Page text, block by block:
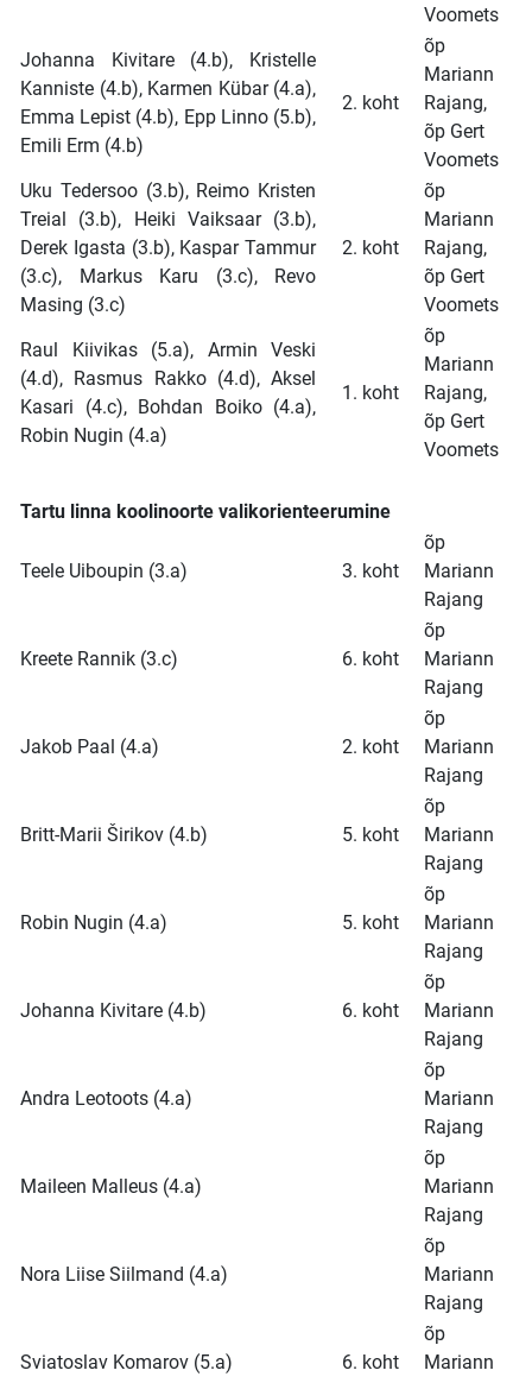
Voomets
Johanna Kivitare (4.b), Kristelle
Kanniste (4.b), Karmen Kübar (4.a),
Emma Lepist (4.b), Epp Linno (5.b),
Emili Erm (4.b)
2. koht
õp
Mariann
Rajang,
õp Gert
Voomets
Uku Tedersoo (3.b), Reimo Kristen
Treial (3.b), Heiki Vaiksaar (3.b),
Derek Igasta (3.b), Kaspar Tammur
(3.c), Markus Karu (3.c), Revo
Masing (3.c)
2. koht
õp
Mariann
Rajang,
õp Gert
Voomets
Raul Kiivikas (5.a), Armin Veski
(4.d), Rasmus Rakko (4.d), Aksel
Kasari (4.c), Bohdan Boiko (4.a),
Robin Nugin (4.a)
1. koht
õp
Mariann
Rajang,
õp Gert
Voomets
Tartu linna koolinoorte valikorienteerumine
Teele Uiboupin (3.a) 3. koht
õp
Mariann
Rajang
Kreete Rannik (3.c) 6. koht
õp
Mariann
Rajang
Jakob Paal (4.a) 2. koht
õp
Mariann
Rajang
Britt-Marii Širikov (4.b) 5. koht
õp
Mariann
Rajang
Robin Nugin (4.a) 5. koht
õp
Mariann
Rajang
Johanna Kivitare (4.b) 6. koht
õp
Mariann
Rajang
Andra Leotoots (4.a)
õp
Mariann
Rajang
Maileen Malleus (4.a)
õp
Mariann
Rajang
Nora Liise Siilmand (4.a)
õp
Mariann
Rajang
Sviatoslav Komarov (5.a) 6. koht
õp
Mariann